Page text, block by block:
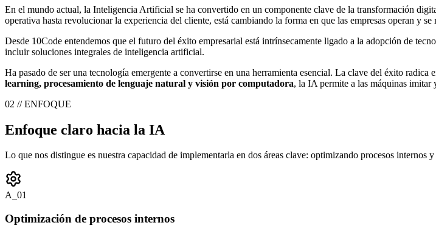
En el mundo actual, la Inteligencia Artificial se ha convertido en un componente clave de la transformación
operativa hasta revolucionar la experiencia del cliente, está cambiando la forma en que las empresas operan y se
Desde 10Code entendemos que el futuro del éxito empresarial está intrínsecamente ligado a la adopción de
incluir soluciones integrales de inteligencia artificial.
Ha pasado de ser una tecnología emergente a convertirse en una herramienta esencial. La clave del éxito
learning, procesamiento de lenguaje natural y visión por computadora, la IA permite a las máquinas imitar
02 // ENFOQUE
Enfoque claro hacia la IA
Lo que nos distingue es nuestra capacidad de implementarla en dos áreas clave: optimizando procesos internos
A_01
Optimización de procesos internos